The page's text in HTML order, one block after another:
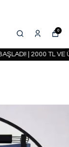
0
| 2000 TL VE